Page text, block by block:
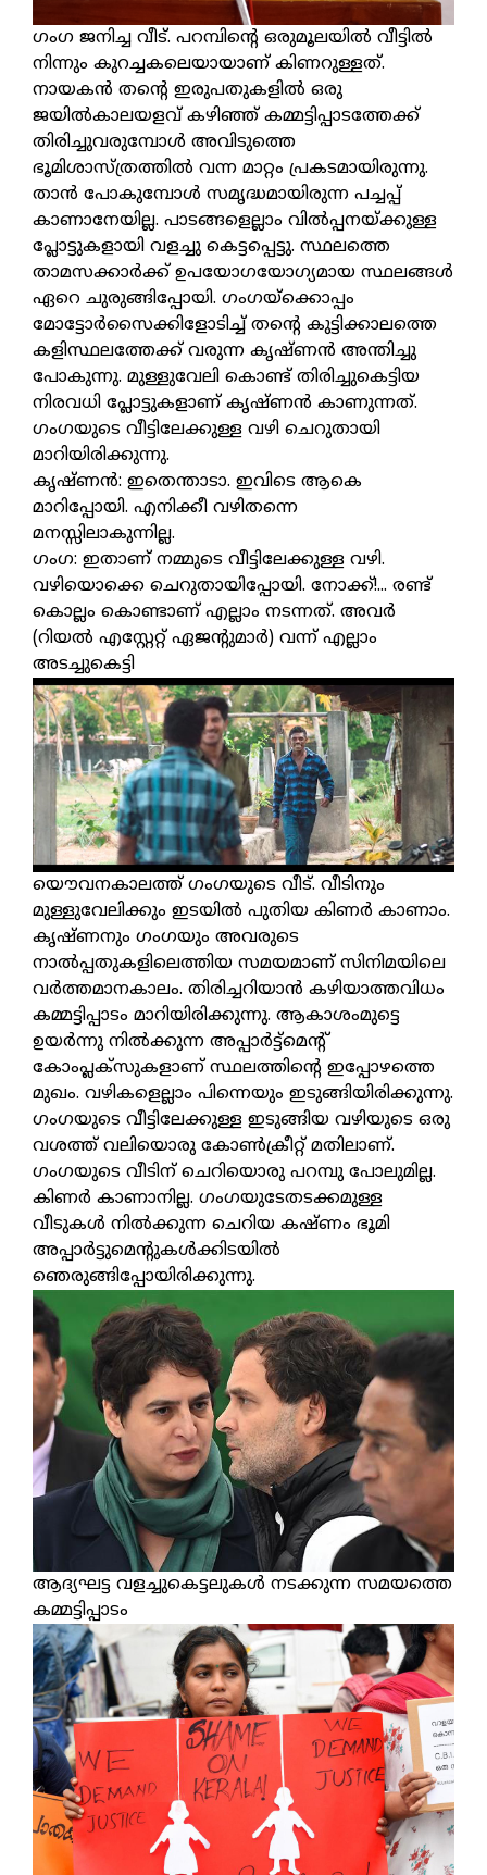
ഗംഗ ജനിച്ച വീട്. പറമ്പിന്റെ ഒരുമൂലയിൽ വീട്ടിൽ
നിന്നും കുറച്ചകലെയായാണ് കിണറുള്ളത്.
നായകൻ തന്റെ ഇരുപതുകളിൽ ഒരു
ജയിൽകാലയളവ് കഴിഞ്ഞ് കമ്മട്ടിപ്പാടത്തേക്ക്
തിരിച്ചുവരുമ്പോൾ അവിടുത്തെ
ഭൂമിശാസ്ത്രത്തിൽ വന്ന മാറ്റം പ്രകടമായിരുന്നു.
താൻ പോകുമ്പോൾ സമൃദ്ധമായിരുന്ന പച്ചപ്പ്
കാണാനേയില്ല. പാടങ്ങളെല്ലാം വിൽപ്പനയ്ക്കുള്ള
പ്ലോട്ടുകളായി വളച്ചു കെട്ടപ്പെട്ടു. സ്ഥലത്തെ
താമസക്കാർക്ക് ഉപയോഗയോഗ്യമായ സ്ഥലങ്ങൾ
ഏറെ ചുരുങ്ങിപ്പോയി. ഗംഗയ്ക്കൊപ്പം
മോട്ടോർസൈക്കിളോടിച്ച് തന്റെ കുട്ടിക്കാലത്തെ
കളിസ്ഥലത്തേക്ക് വരുന്ന കൃഷ്ണൻ അന്തിച്ചു
പോകുന്നു. മുള്ളുവേലി കൊണ്ട് തിരിച്ചുകെട്ടിയ
നിരവധി പ്ലോട്ടുകളാണ് കൃഷ്ണൻ കാണുന്നത്.
ഗംഗയുടെ വീട്ടിലേക്കുള്ള വഴി ചെറുതായി
മാറിയിരിക്കുന്നു.
കൃഷ്ണൻ: ഇതെന്താടാ. ഇവിടെ ആകെ
മാറിപ്പോയി. എനിക്കീ വഴിതന്നെ
മനസ്സിലാകുന്നില്ല.
ഗംഗ: ഇതാണ് നമ്മുടെ വീട്ടിലേക്കുള്ള വഴി.
വഴിയൊക്കെ ചെറുതായിപ്പോയി. നോക്ക്!... രണ്ട്
കൊല്ലം കൊണ്ടാണ് എല്ലാം നടന്നത്. അവർ
(റിയൽ എസ്റ്റേറ്റ് ഏജന്റുമാർ) വന്ന് എല്ലാം
അടച്ചുകെട്ടി
യൌവനകാലത്ത് ഗംഗയുടെ വീട്. വീടിനും
മുള്ളുവേലിക്കും ഇടയിൽ പുതിയ കിണർ കാണാം.
കൃഷ്ണനും ഗംഗയും അവരുടെ
നാൽപ്പതുകളിലെത്തിയ സമയമാണ് സിനിമയിലെ
വർത്തമാനകാലം. തിരിച്ചറിയാൻ കഴിയാത്തവിധം
കമ്മട്ടിപ്പാടം മാറിയിരിക്കുന്നു. ആകാശംമുട്ടെ
ഉയർന്നു നിൽക്കുന്ന അപ്പാർട്ട്മെന്റ്
കോംപ്ലക്സുകളാണ് സ്ഥലത്തിന്റെ ഇപ്പോഴത്തെ
മുഖം. വഴികളെല്ലാം പിന്നെയും ഇടുങ്ങിയിരിക്കുന്നു.
ഗംഗയുടെ വീട്ടിലേക്കുള്ള ഇടുങ്ങിയ വഴിയുടെ ഒരു
വശത്ത് വലിയൊരു കോൺക്രീറ്റ് മതിലാണ്.
ഗംഗയുടെ വീടിന് ചെറിയൊരു പറമ്പു പോലുമില്ല.
കിണർ കാണാനില്ല. ഗംഗയുടേതടക്കമുള്ള
വീടുകൾ നിൽക്കുന്ന ചെറിയ കഷ്ണം ഭൂമി
അപ്പാർട്ടുമെന്റുകൾക്കിടയിൽ
ഞെരുങ്ങിപ്പോയിരിക്കുന്നു.
ആദ്യഘട്ട വളച്ചുകെട്ടലുകൾ നടക്കുന്ന സമയത്തെ
കമ്മട്ടിപ്പാടം